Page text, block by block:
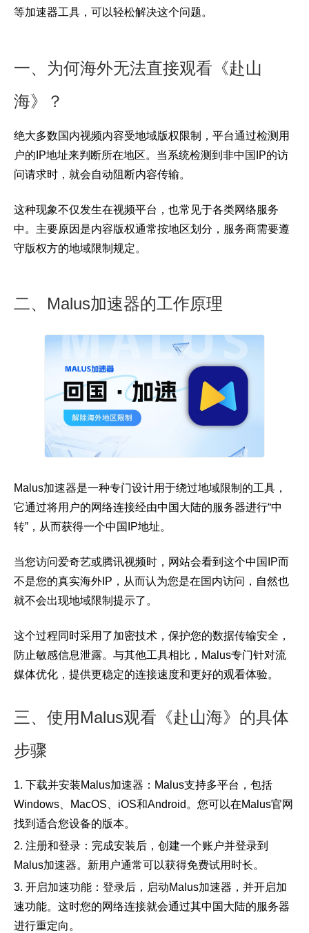
等加速器工具，可以轻松解决这个问题。
一、为何海外无法直接观看《赴山
海》？
绝大多数国内视频内容受地域版权限制，平台通过检测用
户的IP地址来判断所在地区。当系统检测到非中国IP的访
问请求时，就会自动阻断内容传输。
这种现象不仅发生在视频平台，也常见于各类网络服务
中。主要原因是内容版权通常按地区划分，服务商需要遵
守版权方的地域限制规定。
二、Malus加速器的工作原理
Malus加速器是一种专门设计用于绕过地域限制的工具，
它通过将用户的网络连接经由中国大陆的服务器进行“中
转”，从而获得一个中国IP地址。
当您访问爱奇艺或腾讯视频时，网站会看到这个中国IP而
不是您的真实海外IP，从而认为您是在国内访问，自然也
就不会出现地域限制提示了。
这个过程同时采用了加密技术，保护您的数据传输安全，
防止敏感信息泄露。与其他工具相比，Malus专门针对流
媒体优化，提供更稳定的连接速度和更好的观看体验。
三、使用Malus观看《赴山海》的具体
步骤
1. 下载并安装Malus加速器：Malus支持多平台，包括
Windows、MacOS、iOS和Android。您可以在Malus官网
找到适合您设备的版本。
2. 注册和登录：完成安装后，创建一个账户并登录到
Malus加速器。新用户通常可以获得免费试用时长。
3. 开启加速功能：登录后，启动Malus加速器，并开启加
速功能。这时您的网络连接就会通过其中国大陆的服务器
进行重定向。